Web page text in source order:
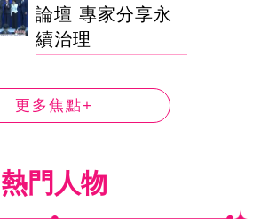
論壇 專家分享永
續治理
更多焦點+
熱門人物